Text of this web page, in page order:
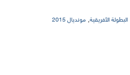
البطولة الأفريقية, مونديال 2015